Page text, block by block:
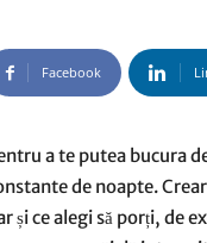
Facebook
a te putea bucura
de noapte.
și ce alegi să porți, de